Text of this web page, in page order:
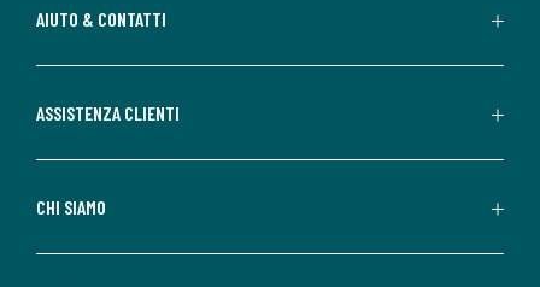
AIUTO & CONTATTI
ASSISTENZA CLIENTI
CHI SIAMO